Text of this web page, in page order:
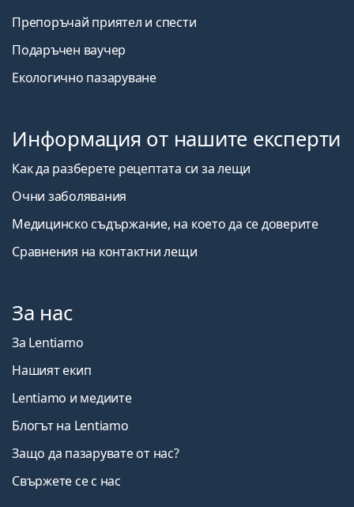
Препоръчай приятел и спести
Подаръчен ваучер
Екологично пазаруване
Информация от нашите експерти
Как да разберете рецептата си за лещи
Очни заболявания
Медицинско съдържание, на което да се доверите
Сравнения на контактни лещи
За нас
За Lentiamo
Нашият екип
Lentiamo и медиите
Блогът на Lentiamo
Защо да пазарувате от нас?
Свържете се с нас